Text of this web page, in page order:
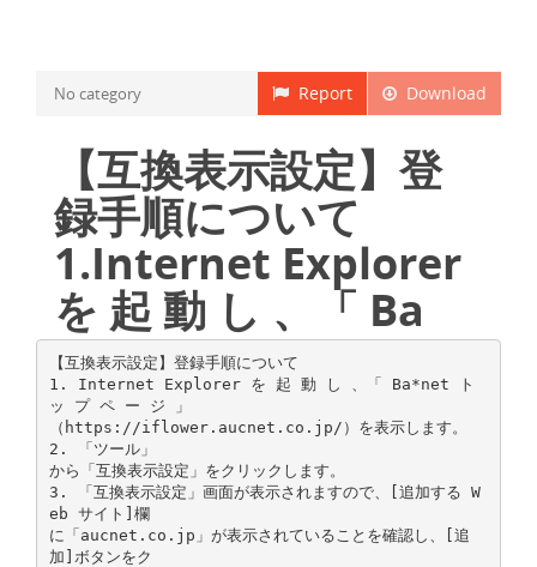
Download
Report
No category
【互換表示設定】登
録手順について
1.Internet Explorer
を 起 動 し 、「 Ba
【互換表示設定】登録手順について
1. Internet Explorer を 起 動 し 、「 Ba*net ト
ッ プ ペ ー ジ 」
（https://iflower.aucnet.co.jp/）を表示します。
2. 「ツール」
から「互換表示設定」をクリックします。
3. 「互換表示設定」画面が表示されますので、[追加する W
eb サイト]欄
に「aucnet.co.jp」が表示されていることを確認し、[追
加]ボタンをク